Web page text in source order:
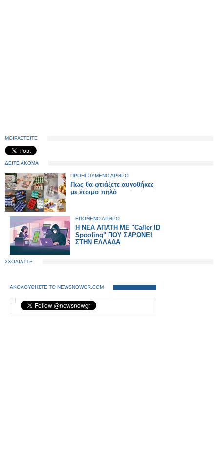
ΜΟΙΡΑΣΤΕΙΤΕ
ΔΕΙΤΕ ΑΚΟΜΑ
ΠΡΟΗΓΟΥΜΕΝΟ ΑΡΘΡΟ
Πως θα φτιάξετε αυγοθήκες
με έτοιμο πηλό
ΕΠΟΜΕΝΟ ΑΡΘΡΟ
Η ΝΕΑ ΑΠΑΤΗ ΜΕ "Caller ID
Spoofing" ΠΟΥ ΣΑΡΩΝΕΙ
ΣΤΗΝ ΕΛΛΑΔΑ
ΣΧΟΛΙΑΣΤΕ
ΑΚΟΛΟΥΘΗΣΤΕ ΤΟ NEWSNOWGR.COM